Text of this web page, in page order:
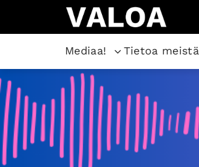
Mediaa! Tietoa meistä